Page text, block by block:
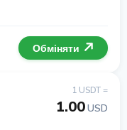
Обміняти
1 USDT =
1.00USD